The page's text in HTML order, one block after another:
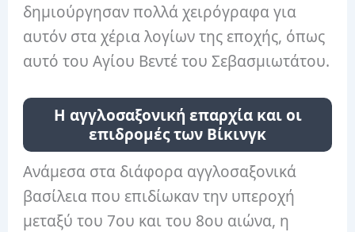
δημιούργησαν πολλά χειρόγραφα για
αυτόν στα χέρια λογίων της εποχής, όπως
αυτό του Αγίου Βεντέ του Σεβασμιωτάτου.
Η αγγλοσαξονική επαρχία και οι
επιδρομές των Βίκινγκ
Ανάμεσα στα διάφορα αγγλοσαξονικά
βασίλεια που επιδίωκαν την υπεροχή
μεταξύ του 7ου και του 8ου αιώνα, η